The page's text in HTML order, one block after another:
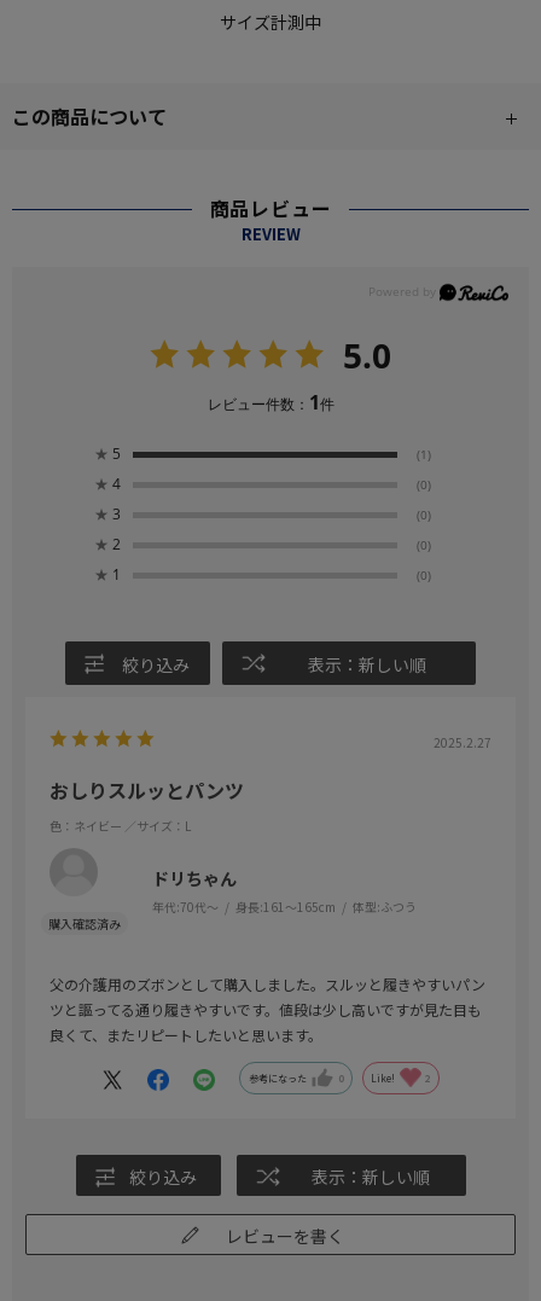
サイズ計測中
この商品について
商品レビュー
REVIEW
5.0
レビュー件数： 1件
★ 5 (1)
★ 4 (0)
★ 3 (0)
★ 2 (0)
★ 1 (0)
絞り込み 表示：新しい順
2025.2.27
おしりスルッとパンツ
色：ネイビー ／サイズ：L
ドリちゃん
年代:70代～ 身長:161～165cm 体型:ふつう
父の介護用のズボンとして購入しました。スルッと履きやすいパン
ツと謳ってる通り履きやすいです。値段は少し高いですが見た目も
良くて、またリピートしたいと思います。
参考になった 0 Like! 2
絞り込み 表示：新しい順
レビューを書く